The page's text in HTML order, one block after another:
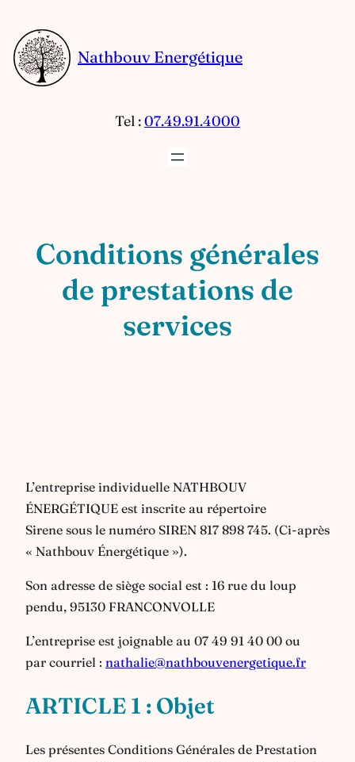
au
contenu
Nathbouv Energétique
Tel :07.49.91.4000
Conditions générales
de prestations de
services
L’entreprise individuelle NATHBOUV
ÉNERGÉTIQUE est inscrite au répertoire
Sirene sous le numéro SIREN 817 898 745. (Ci-après
« Nathbouv Énergétique »).
Son adresse de siège social est : 16 rue du loup
pendu, 95130 FRANCONVOLLE
L’entreprise est joignable au 07 49 91 40 00 ou
par courriel : nathalie@nathbouvenergetique.fr
ARTICLE 1 : Objet
Les présentes Conditions Générales de Prestation